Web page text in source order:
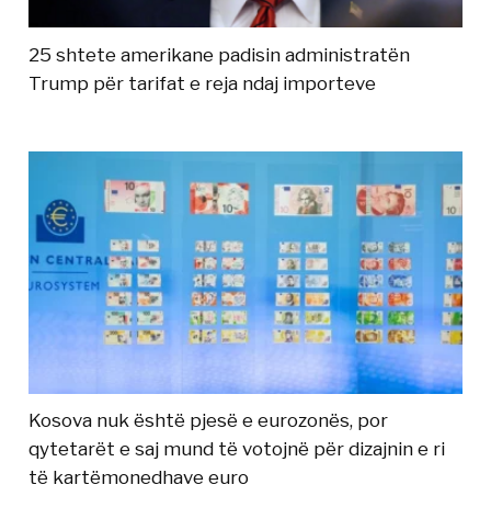
25 shtete amerikane padisin administratën
Trump për tarifat e reja ndaj importeve
Kosova nuk është pjesë e eurozonës, por
qytetarët e saj mund të votojnë për dizajnin e ri
të kartëmonedhave euro